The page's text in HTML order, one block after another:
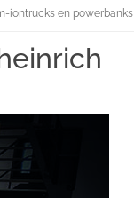
iontrucks en powerbanks